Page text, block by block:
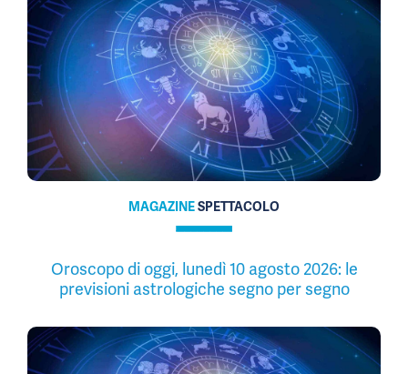
MAGAZINESPETTACOLO
Oroscopo di oggi, lunedì 10 agosto 2026: le
previsioni astrologiche segno per segno